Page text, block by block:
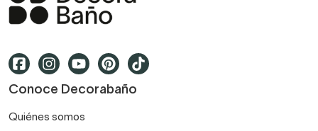
Conoce Decorabaño
Quiénes somos